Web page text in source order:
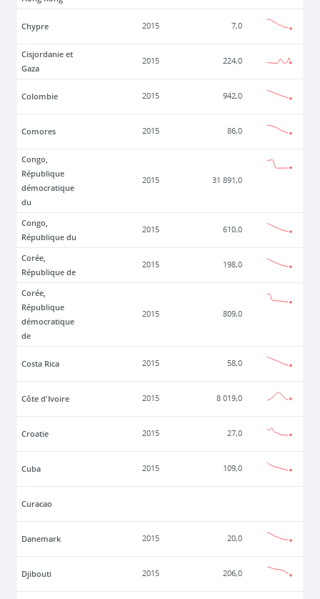
Chypre 2015 7,0
Cisjordanie et
Gaza
2015 224,0
Colombie 2015 942,0
Comores 2015 86,0
Congo,
République
démocratique
du
2015 31 891,0
Congo,
République du
2015 610,0
Corée,
République de
2015 198,0
Corée,
République
démocratique
de
2015 809,0
Costa Rica 2015 58,0
Côte d'Ivoire 2015 8 019,0
Croatie 2015 27,0
Cuba 2015 109,0
Curacao
Danemark 2015 20,0
Djibouti 2015 206,0